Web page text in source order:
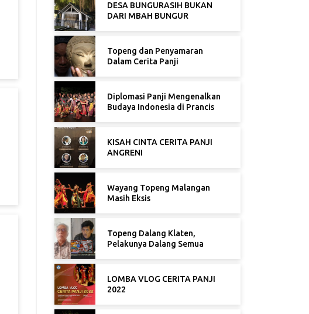
DESA BUNGURASIH BUKAN
DARI MBAH BUNGUR
Topeng dan Penyamaran
Dalam Cerita Panji
Diplomasi Panji Mengenalkan
Budaya Indonesia di Prancis
KISAH CINTA CERITA PANJI
ANGRENI
Wayang Topeng Malangan
Masih Eksis
Topeng Dalang Klaten,
Pelakunya Dalang Semua
LOMBA VLOG CERITA PANJI
2022